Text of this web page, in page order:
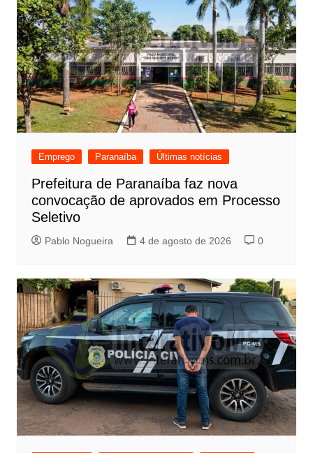
Emprego Paranaíba Últimas notícias
Prefeitura de Paranaíba faz nova
convocação de aprovados em Processo
Seletivo
Pablo Nogueira 4 de agosto de 2026 0